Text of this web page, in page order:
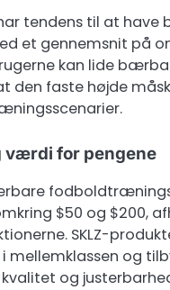
tendens til at have
et gennemsnit på
kan lide
den faste højde
værdi for pengene
$50 og $200,
SKLZ-
mellemklassen og
og